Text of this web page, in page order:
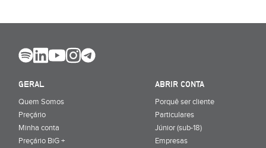
GERAL
Quem Somos
Preçário
Minha conta
Preçário BiG +
ABRIR CONTA
Porquê ser cliente
Particulares
Júnior (sub-18)
Empresas